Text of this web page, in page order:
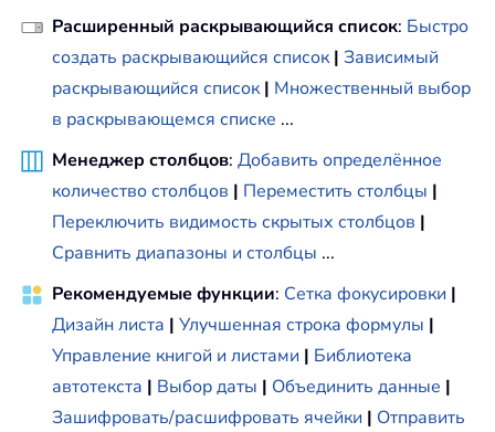
Расширенный раскрывающийся список: Быстро
создать раскрывающийся список | Зависимый
раскрывающийся список | Множественный выбор
в раскрывающемся списке ...
Менеджер столбцов: Добавить определённое
количество столбцов | Переместить столбцы |
Переключить видимость скрытых столбцов |
Сравнить диапазоны и столбцы ...
Рекомендуемые функции: Сетка фокусировки |
Дизайн листа | Улучшенная строка формулы |
Управление книгой и листами | Библиотека
автотекста | Выбор даты | Объединить данные |
Зашифровать/расшифровать ячейки | Отправить